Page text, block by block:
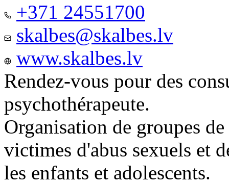
+371 24551700
skalbes@skalbes.lv
www.skalbes.lv
Rendez-vous pour des
psychothérapeute.
Organisation de groupes
victimes d'abus sexuels et
les enfants et adolescents.